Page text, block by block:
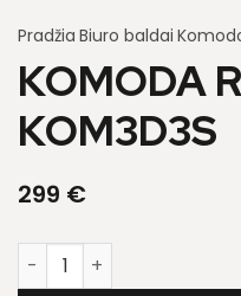
Pradžia Biuro baldai
KOMODA
KOM3D3S
299 €
produkto kiekis: Komoda